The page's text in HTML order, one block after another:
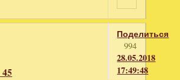
Поделиться
994
28.05.2018
17:49:48